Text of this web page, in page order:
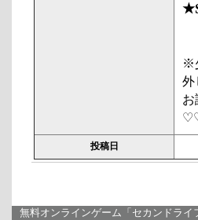
※
外
投稿日
無料オンラインゲーム「セカンドラ